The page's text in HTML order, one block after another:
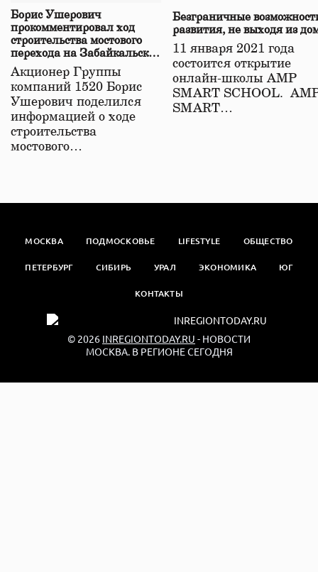
Борис Ушерович
прокомментировал ход
строительства мостового
перехода на Забайкальской
железной дороге
Акционер Группы
компаний 1520 Борис
Ушерович поделился
информацией о ходе
строительства
мостового…
Безграничные
развития, не выходя из
11 января 2021 года
состоится открытие
онлайн-школы АМР
SMART SCHOOL.
SMART…
МОСКВА ПОДМОСКОВЬЕ LIFESTYLE ОБЩЕСТВО
ПЕТЕРБУРГ СИБИРЬ УРАЛ ЭКОНОМИКА ЮГ
КОНТАКТЫ
© 2026 INREGIONTODAY.RU - НОВОСТИ
МОСКВА. В РЕГИОНЕ СЕГОДНЯ